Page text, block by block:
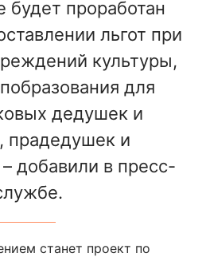
будет проработан
льгот при
культуры,
для
дедушек и
прадедушек и
добавили в пресс-
станет проект по